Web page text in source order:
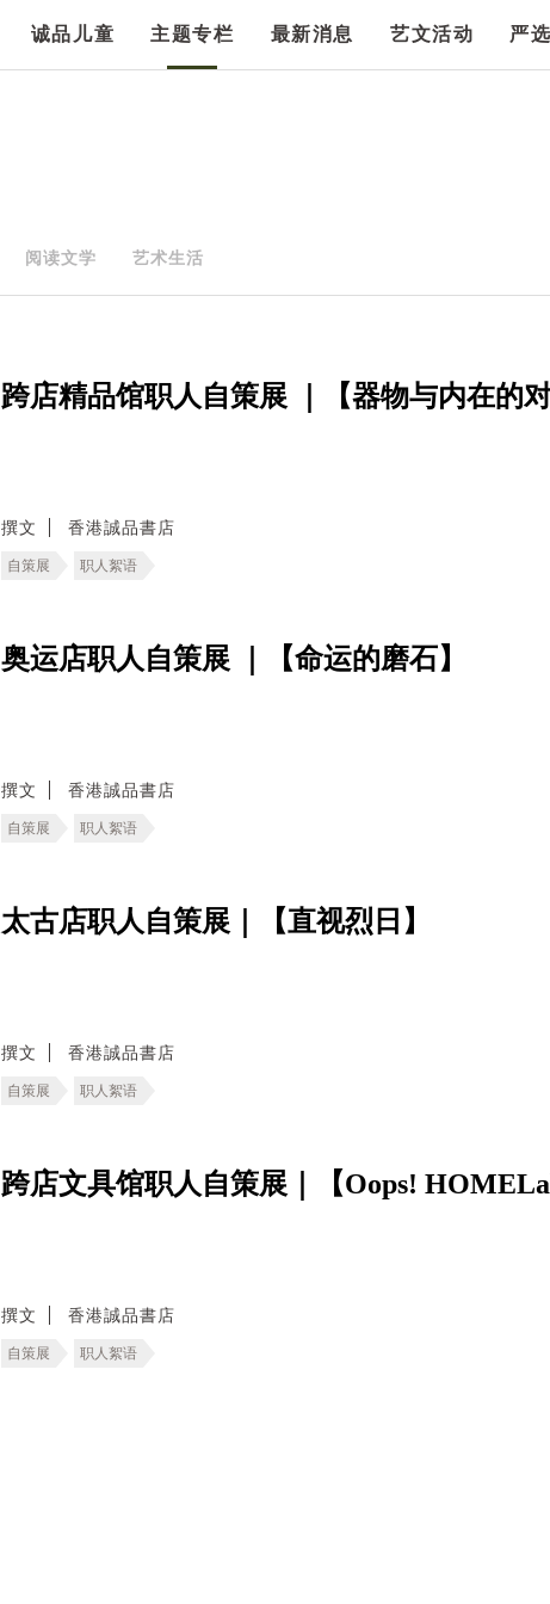
诚品儿童 主题专栏 最新消息 艺文活动 严
阅读文学 艺术生活
跨店精品馆职人自策展 ｜【器物与内在的对
撰文 香港誠品書店
自策展 职人絮语
奥运店职人自策展 ｜【命运的磨石】
撰文 香港誠品書店
自策展 职人絮语
太古店职人自策展｜【直视烈日】
撰文 香港誠品書店
自策展 职人絮语
跨店文具馆职人自策展｜【Oops!
撰文 香港誠品書店
自策展 职人絮语